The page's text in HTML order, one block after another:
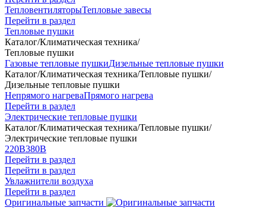
ТепловентиляторыТепловые завесы
Перейти в раздел
Тепловые пушки
Каталог/Климатическая техника/
Тепловые пушки
Газовые тепловые пушкиДизельные тепловые пушки
Каталог/Климатическая техника/Тепловые пушки/
Дизельные тепловые пушки
Непрямого нагреваПрямого нагрева
Перейти в раздел
Электрические тепловые пушки
Каталог/Климатическая техника/Тепловые пушки/
Электрические тепловые пушки
220В380В
Перейти в раздел
Перейти в раздел
Увлажнители воздуха
Перейти в раздел
Оригинальные запчасти